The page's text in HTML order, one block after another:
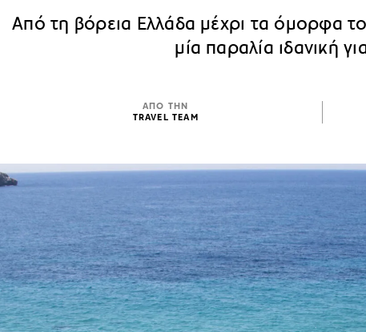
Από τη βόρεια Ελλάδα μέχρι τα όμορφα
μία παραλία ιδανική
ΑΠΟ ΤΗΝ
TRAVEL TEAM